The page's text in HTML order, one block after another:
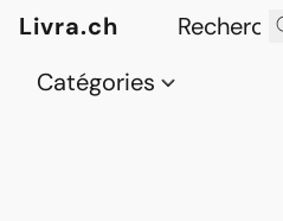
Livra.ch
Catégories